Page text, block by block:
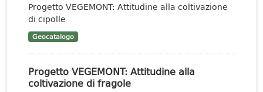
Progetto VEGEMONT: Attitudine alla coltivazione
di cipolle
Geocatalogo
Progetto VEGEMONT: Attitudine alla
coltivazione di fragole